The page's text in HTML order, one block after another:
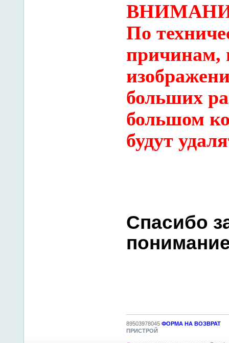
По
причинам,
больших
большом
будут
Спасибо
89503978045 ФОРМА НА ВОЗВРАТ
ПРИСТРОЙ